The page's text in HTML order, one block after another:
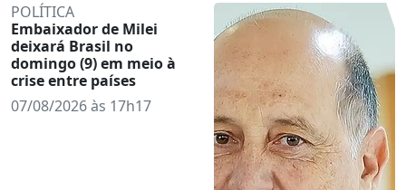
POLÍTICA
Embaixador de Milei
deixará Brasil no
domingo (9) em meio à
crise entre países
07/08/2026 às 17h17